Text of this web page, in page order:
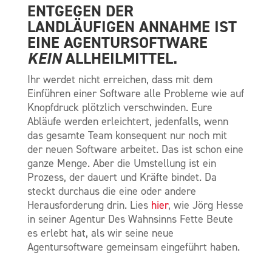
ENTGEGEN DER
LANDLÄUFIGEN ANNAHME IST
EINE AGENTURSOFTWARE
KEINALLHEILMITTEL.
Ihr werdet nicht erreichen, dass mit dem
Einführen einer Software alle Probleme wie auf
Knopfdruck plötzlich verschwinden. Eure
Abläufe werden erleichtert, jedenfalls, wenn
das gesamte Team konsequent nur noch mit
der neuen Software arbeitet. Das ist schon eine
ganze Menge. Aber die Umstellung ist ein
Prozess, der dauert und Kräfte bindet. Da
steckt durchaus die eine oder andere
Herausforderung drin. Lies hier, wie Jörg Hesse
in seiner Agentur Des Wahnsinns Fette Beute
es erlebt hat, als wir seine neue
Agentursoftware gemeinsam eingeführt haben.